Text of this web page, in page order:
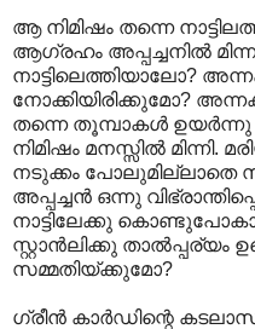
ആ നിമിഷം തന്നെ
ആഗ്രഹം അപ്പച്ചനിൽ
നാട്ടിലെത്തിയാലോ?
നോക്കിയിരിക്കുമോ?
തന്നെ തൂമ്പാകൾ ഉയർന്നു
നിമിഷം മനസ്സിൽ
നടുക്കം പോലുമില്ലാതെ
അപ്പച്ചൻ ഒന്നു
നാട്ടിലേക്കു
സ്റ്റാൻലിക്കു താൽപ്പര്യം
സമ്മതിയ്ക്കുമോ?
ഗ്രീൻ കാർഡിന്റെ